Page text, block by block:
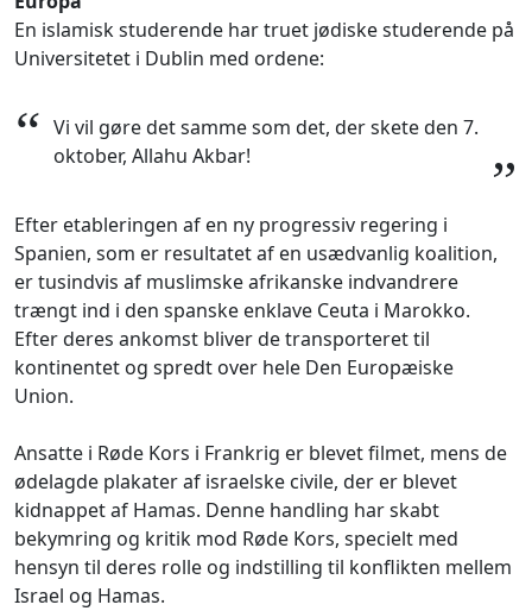
En islamisk studerende har truet jødiske studerende på
Universitetet i Dublin med ordene:
“ Vi vil gøre det samme som det, der skete den 7.
oktober, Allahu Akbar!
”
Efter etableringen af en ny progressiv regering i
Spanien, som er resultatet af en usædvanlig koalition,
er tusindvis af muslimske afrikanske indvandrere
trængt ind i den spanske enklave Ceuta i Marokko.
Efter deres ankomst bliver de transporteret til
kontinentet og spredt over hele Den Europæiske
Union.
Ansatte i Røde Kors i Frankrig er blevet filmet, mens de
ødelagde plakater af israelske civile, der er blevet
kidnappet af Hamas. Denne handling har skabt
bekymring og kritik mod Røde Kors, specielt med
hensyn til deres rolle og indstilling til konflikten mellem
Israel og Hamas.